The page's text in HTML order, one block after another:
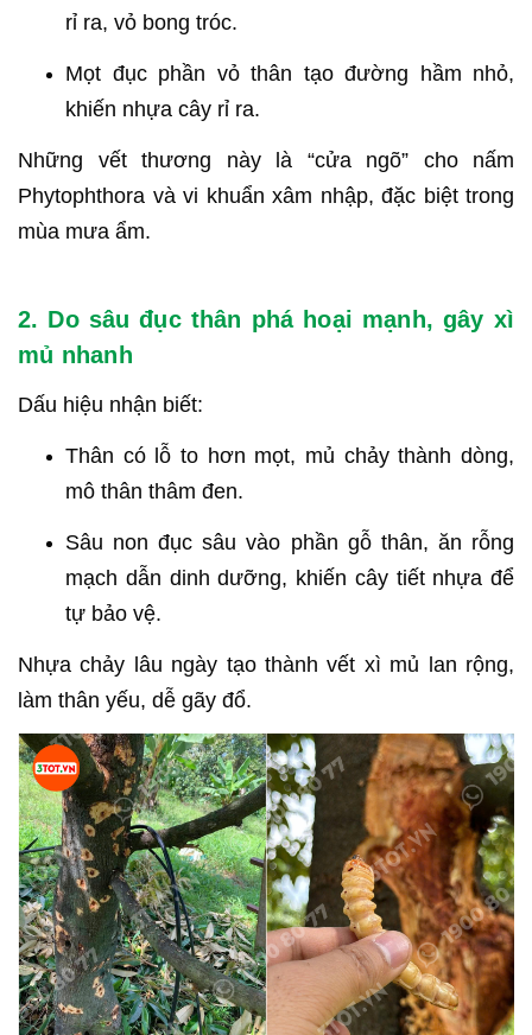
rỉ ra, vỏ bong tróc.
Mọt đục phần vỏ thân tạo đường hầm nhỏ,
khiến nhựa cây rỉ ra.
Những vết thương này là “cửa ngõ” cho nấm
Phytophthora và vi khuẩn xâm nhập, đặc biệt trong
mùa mưa ẩm.
2. Do sâu đục thân phá hoại mạnh, gây xì
mủ nhanh
Dấu hiệu nhận biết:
Thân có lỗ to hơn mọt, mủ chảy thành dòng,
mô thân thâm đen.
Sâu non đục sâu vào phần gỗ thân, ăn rỗng
mạch dẫn dinh dưỡng, khiến cây tiết nhựa để
tự bảo vệ.
Nhựa chảy lâu ngày tạo thành vết xì mủ lan rộng,
làm thân yếu, dễ gãy đổ.